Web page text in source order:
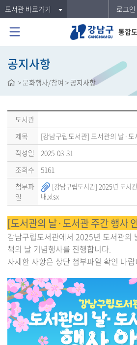
도서관 바로가기 로그인
통합
공지사항
> 문화행사/참여 > 공지사항
도서관
제목
[강남구립도서관] 도서관의 날·
작성일
2025-03-31
조회수
5161
첨부파
일
[강남구립도서관] 2025년 도서
내.xlsx
[도서관의 날·도서관 주간 행사
강남구립도서관에서 2025년 도서관의
책의 날 기념행사를 진행합니다.
자세한 사항은 상단 첨부파일 확인 바랍